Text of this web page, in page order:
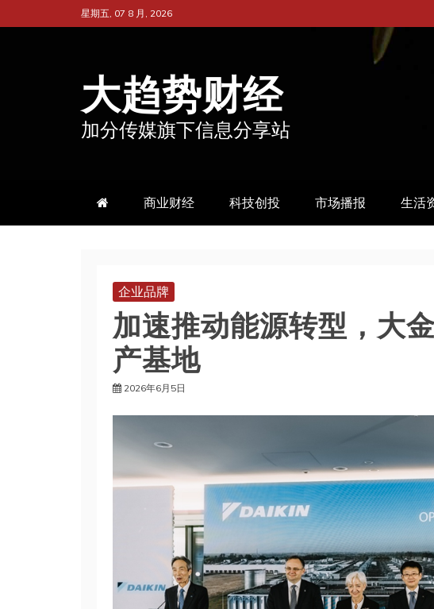
至
星期五, 07 8 月, 2026
大趋势财经
加分传媒旗下信息分享站
商业财经 科技创投 市场播报 生活
企业品牌
加速推动能源转型，大
产基地
2026年6月5日